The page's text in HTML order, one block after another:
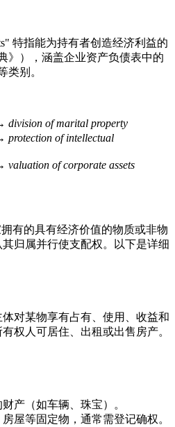
特指能为持有者创造经济利益的
》），涵盖企业资产负债表中的
类别。
division of marital property
protection of intellectual
valuation of corporate assets
有的具有经济价值的物质或非物
归属并行使支配权。以下是详细
对某物享有占有、使用、收益和
权人可居住、出租或出售房产。
产（如车辆、珠宝）。
屋等固定物，通常需登记确权。